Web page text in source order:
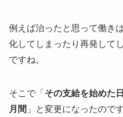
例えば治ったと思って働き
化してしまったり再発して
ですね。
そこで「 その支給を始めた
月間 」と変更になったのです